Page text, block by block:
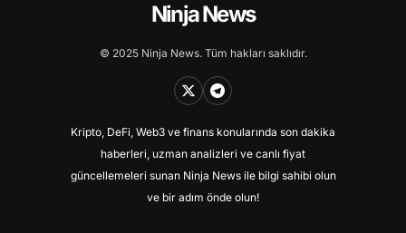
Ninja News
© 2025 Ninja News. Tüm hakları saklıdır.
Kripto, DeFi, Web3 ve finans konularında son dakika
haberleri, uzman analizleri ve canlı fiyat
güncellemeleri sunan Ninja News ile bilgi sahibi olun
ve bir adım önde olun!